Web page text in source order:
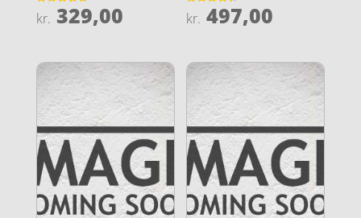
Vurderet
4.7
kr. 329,00
Vurderet
4.4
kr. 497,00